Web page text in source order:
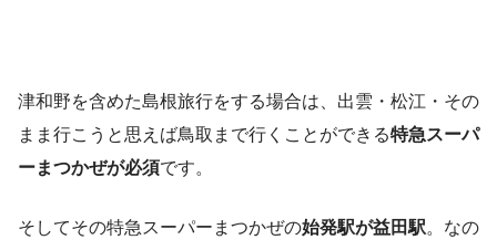
津和野を含めた島根旅行をする場合は、出雲・松江・その
まま行こうと思えば鳥取まで行くことができる特急スーパ
ーまつかぜが必須です。
そしてその特急スーパーまつかぜの始発駅が益田駅。なの